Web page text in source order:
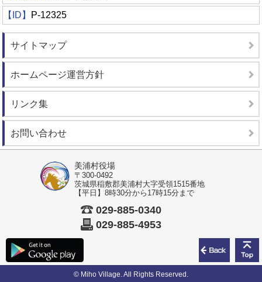
前の
【ID】 P-12325
サイトマップ
ホームページ運営方針
リンク集
お問い合わせ
美浦村役場
〒300-0492
茨城県稲敷郡美浦村大字受領1515番地
【平日】8時30分から17時15分まで
029-885-0340
029-885-4953
© Miho Village. All Rights Reserved.